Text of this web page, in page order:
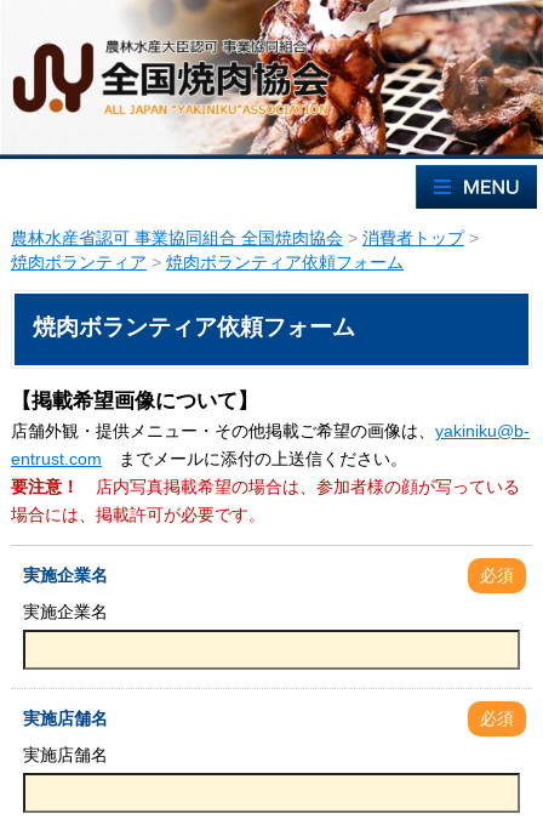
農林水産省認可 事業協同組合 全国焼肉協会 > 消費者トップ >
焼肉ボランティア > 焼肉ボランティア依頼フォーム
焼肉ボランティア依頼フォーム
【掲載希望画像について】
店舗外観・提供メニュー・その他掲載ご希望の画像は、 yakiniku@b-
entrust.com までメールに添付の上送信ください。
要注意！
店内写真掲載希望の場合は、参加者様の顔が写っている
場合には、掲載許可が必要です。
実施企業名
必須
実施企業名
実施店舗名
必須
実施店舗名